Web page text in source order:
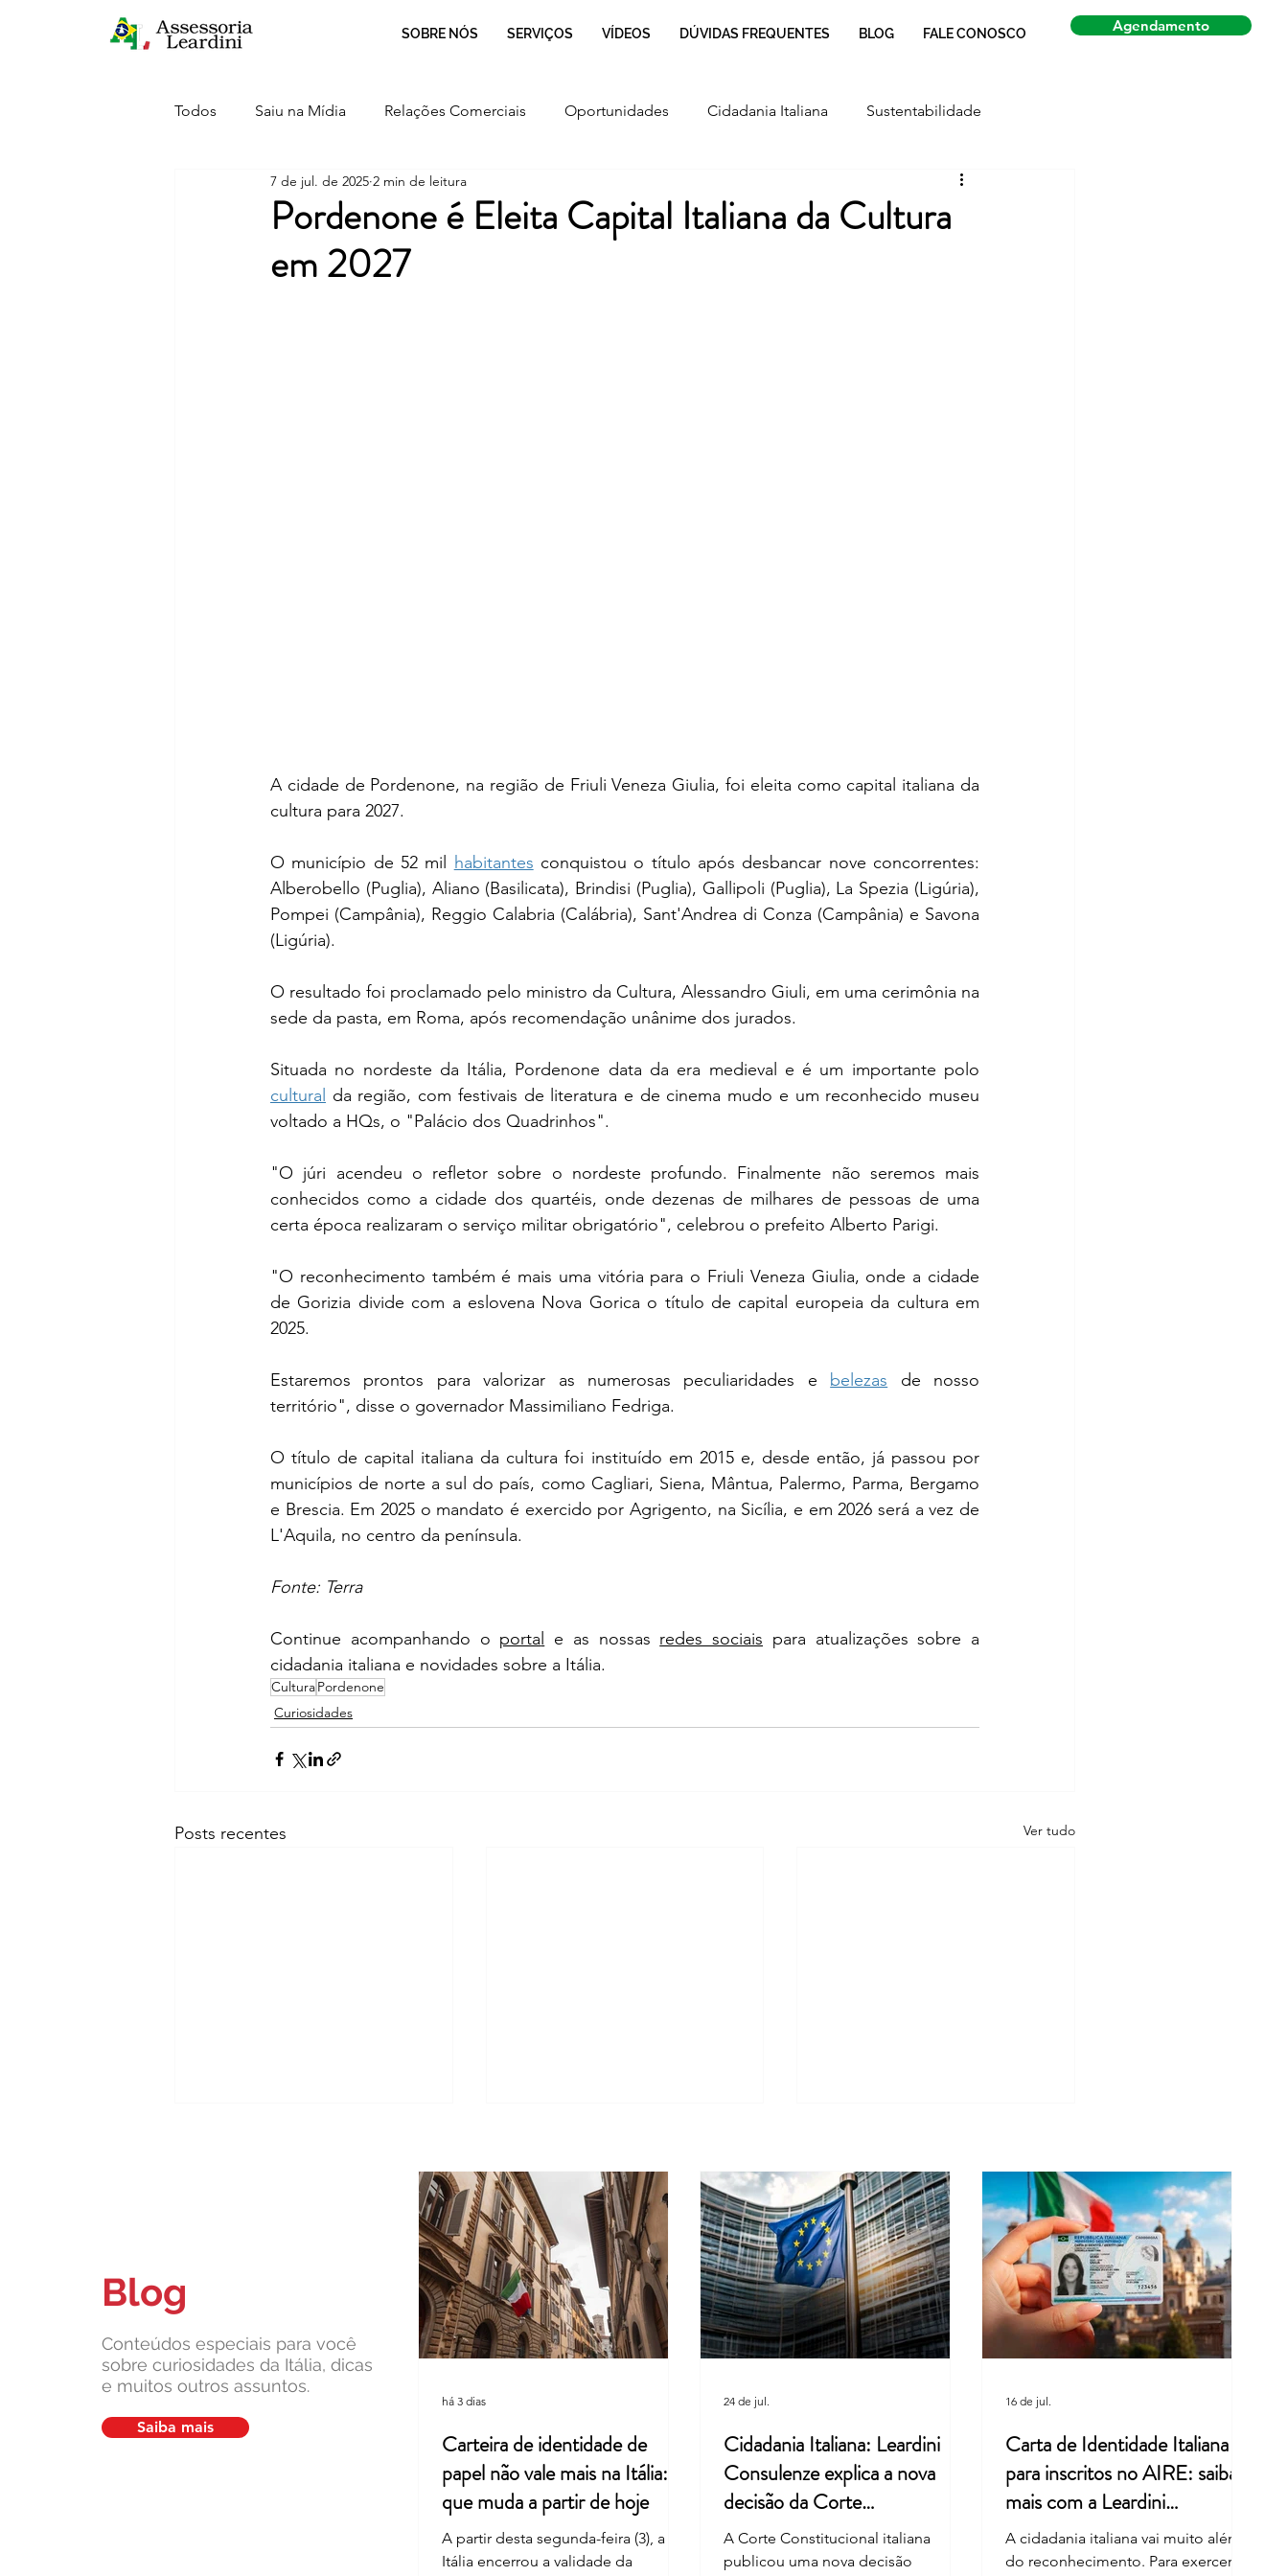
SOBRE NÓS SERVIÇOS VÍDEOS DÚVIDAS FREQUENTES BLOG FALE CONOSCO Agendamento
Todos Saiu na Mídia Relações Comerciais Oportunidades Cidadania Italiana Sustentabilidade
Crescimento Curiosidades
Inovação
Pordenone é Eleita Capital Italiana da Cultura
em 2027
7 de jul. de 2025 2 min de leitura
A cidade de Pordenone, na região de Friuli Veneza Giulia, foi eleita como capital italiana da
cultura para 2027.
O município de 52 mil habitantes conquistou o título após desbancar nove concorrentes:
Alberobello (Puglia), Aliano (Basilicata), Brindisi (Puglia), Gallipoli (Puglia), La Spezia (Ligúria),
Pompei (Campânia), Reggio Calabria (Calábria), Sant'Andrea di Conza (Campânia) e Savona
(Ligúria).
O resultado foi proclamado pelo ministro da Cultura, Alessandro Giuli, em uma cerimônia na
sede da pasta, em Roma, após recomendação unânime dos jurados.
cultural da região, com festivais de literatura e de cinema mudo e um reconhecido museu
voltado a HQs, o "Palácio dos Quadrinhos".
"O júri acendeu o refletor sobre o nordeste profundo. Finalmente não seremos mais
conhecidos como a cidade dos quartéis, onde dezenas de milhares de pessoas de uma
certa época realizaram o serviço militar obrigatório", celebrou o prefeito Alberto Parigi.
"O reconhecimento também é mais uma vitória para o Friuli Veneza Giulia, onde a cidade
de Gorizia divide com a eslovena Nova Gorica o título de capital europeia da cultura em
2025.
Estaremos prontos para valorizar as numerosas peculiaridades e belezas de nosso
território", disse o governador Massimiliano Fedriga.
O título de capital italiana da cultura foi instituído em 2015 e, desde então, já passou por
municípios de norte a sul do país, como Cagliari, Siena, Mântua, Palermo, Parma, Bergamo
e Brescia. Em 2025 o mandato é exercido por Agrigento, na Sicília, e em 2026 será a vez de
L'Aquila, no centro da península.
Fonte: Terra
Continue acompanhando o portal e as nossas redes sociais para atualizações sobre a
cidadania italiana e novidades sobre a Itália.
CulturaPordenone
Curiosidades
Posts recentes Ver tudo
Quais são as marcas que fizeram
Entenda por que a Itália retirou
uma palavra do hino nacional
Itália Retoma o Ritmo Após as
Férias de Verão
Blog
Conteúdos especiais para você
sobre curiosidades da Itália, dicas
e muitos outros assuntos.
Saiba mais
Carteira de identidade de
papel não vale mais na Itália: o
que muda a partir de hoje
A partir desta segunda-feira (3), a
Itália encerrou a validade da
há 3 dias
Cidadania Italiana: Leardini
Consulenze explica a nova
decisão da Corte
Constitucional
A Corte Constitucional italiana
publicou uma nova decisão
24 de jul.
Carta de Identidade Italiana
para inscritos no AIRE: saiba
mais com a Leardini
Consulenze
A cidadania italiana vai muito além
do reconhecimento. Para exercer
16 de jul.